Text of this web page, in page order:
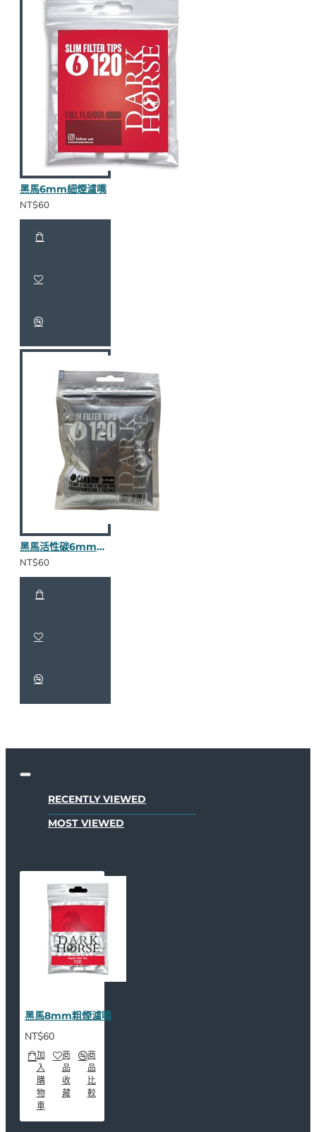
黑馬6mm細煙濾嘴
NT$60
黑馬活性碳6mm細煙濾嘴
NT$60
RECENTLY VIEWED
MOST VIEWED
黑馬8mm粗煙濾嘴
NT$60
加
入
購
物
車
商
品
收
藏
商
品
比
較